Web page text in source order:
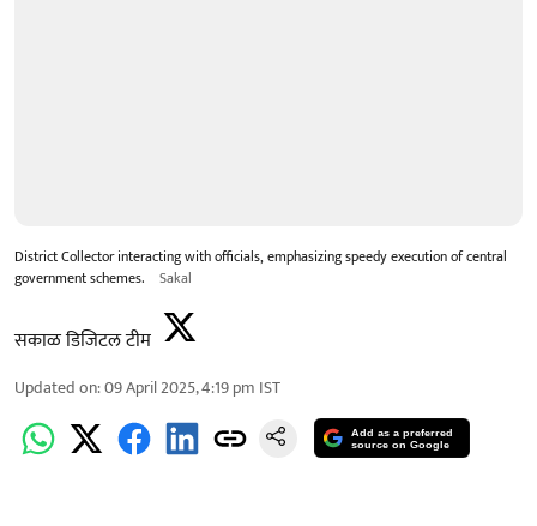
District Collector interacting with officials, emphasizing speedy execution of central
government schemes.
Sakal
सकाळ डिजिटल टीम
Updated on:09 April 2025, 4:19 pm IST
Add as a preferred
source on Google